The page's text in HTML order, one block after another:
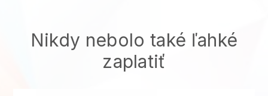
Nikdy nebolo také ľahké
zaplatiť